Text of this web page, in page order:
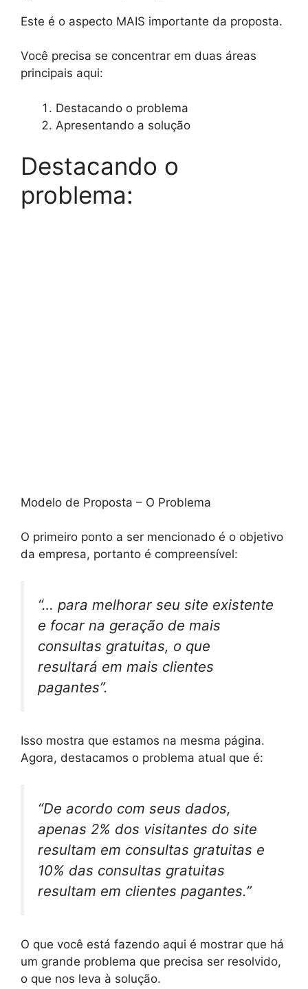
Este é o aspecto MAIS importante da proposta.
Você precisa se concentrar em duas áreas
principais aqui:
Destacando o problema
Apresentando a solução
Destacando o
problema:
Modelo de Proposta – O Problema
O primeiro ponto a ser mencionado é o objetivo
da empresa, portanto é compreensível:
“… para melhorar seu site existente
e focar na geração de mais
consultas gratuitas, o que
resultará em mais clientes
pagantes”.
Isso mostra que estamos na mesma página.
Agora, destacamos o problema atual que é:
“De acordo com seus dados,
apenas 2% dos visitantes do site
resultam em consultas gratuitas e
10% das consultas gratuitas
resultam em clientes pagantes.”
O que você está fazendo aqui é mostrar que há
um grande problema que precisa ser resolvido,
o que nos leva à solução.